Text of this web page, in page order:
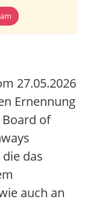
27.05.2026
Ernennung
of
das
auch an